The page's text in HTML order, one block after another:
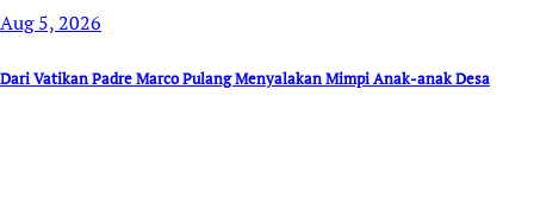
Aug 5, 2026
Dari Vatikan Padre Marco Pulang Menyalakan Mimpi Anak-anak Desa